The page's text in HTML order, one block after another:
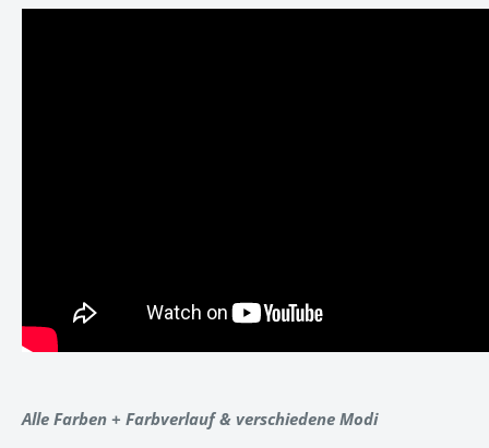
Alle Farben + Farbverlauf & verschiedene Modi